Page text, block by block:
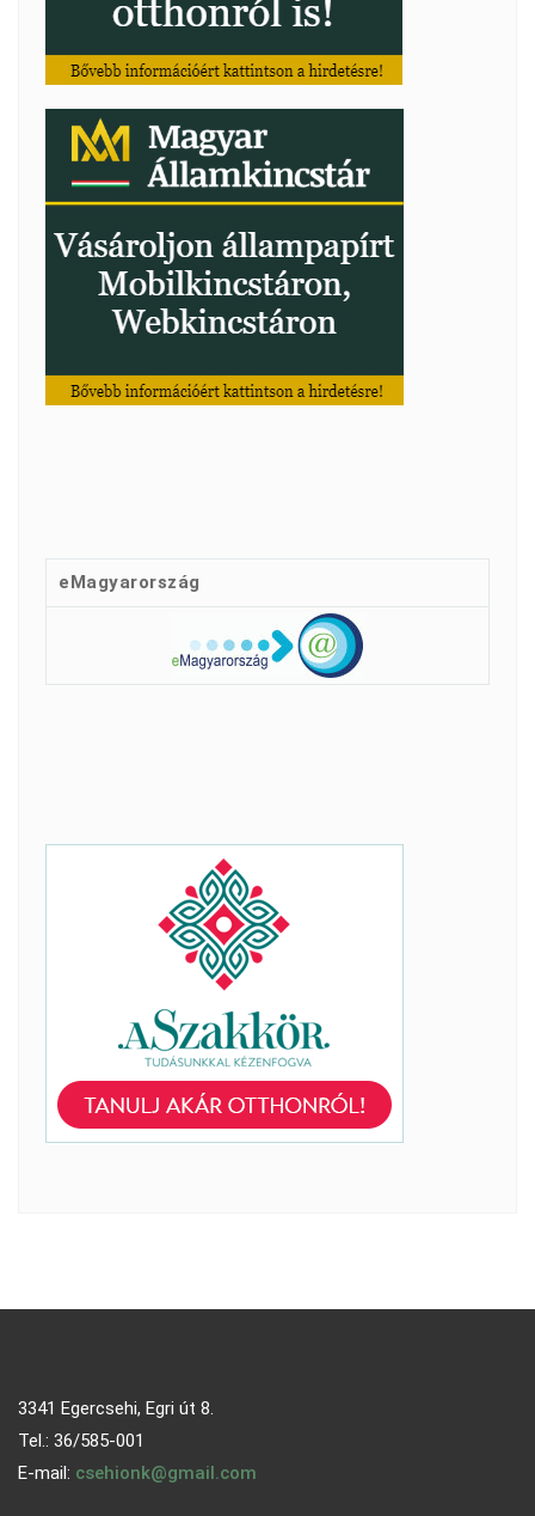
eMagyarország
3341 Egercsehi, Egri út 8.
Tel.: 36/585-001
E-mail: csehionk@gmail.com